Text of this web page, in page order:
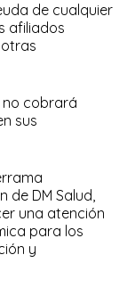
de cualquier
afiliados
no cobrará
sus
de DM Salud,
una atención
para los
y